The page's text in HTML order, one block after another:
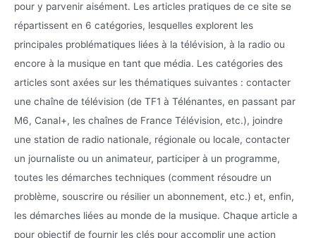
pour y parvenir aisément. Les articles pratiques de ce site se
répartissent en 6 catégories, lesquelles explorent les
principales problématiques liées à la télévision, à la radio ou
encore à la musique en tant que média. Les catégories des
articles sont axées sur les thématiques suivantes : contacter
une chaîne de télévision (de TF1 à Télénantes, en passant par
M6, Canal+, les chaînes de France Télévision, etc.), joindre
une station de radio nationale, régionale ou locale, contacter
un journaliste ou un animateur, participer à un programme,
toutes les démarches techniques (comment résoudre un
problème, souscrire ou résilier un abonnement, etc.) et, enfin,
les démarches liées au monde de la musique. Chaque article a
pour objectif de fournir les clés pour accomplir une action